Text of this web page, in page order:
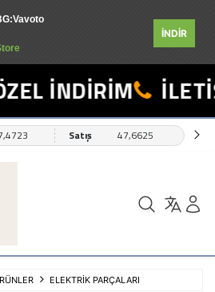
İNDİR
İNDİRİM
Satış 47,6625
ELEKTRİK PARÇALARI